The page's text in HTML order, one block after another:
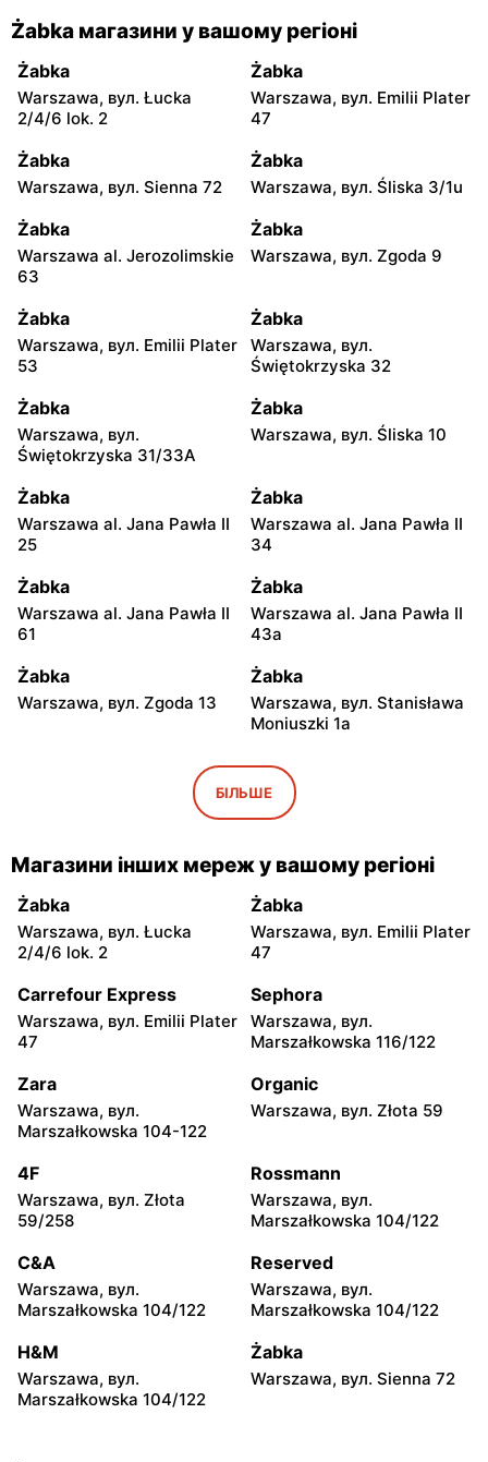
Żabka магазини у вашому регіоні
Żabka
Warszawa, вул. Łucka
2/4/6 lok. 2
Żabka
Warszawa, вул. Emilii Plater
47
Żabka
Warszawa, вул. Sienna 72
Żabka
Warszawa, вул. Śliska 3/1u
Żabka
Warszawa al. Jerozolimskie
63
Żabka
Warszawa, вул. Zgoda 9
Żabka
Warszawa, вул. Emilii Plater
53
Żabka
Warszawa, вул.
Świętokrzyska 32
Żabka
Warszawa, вул.
Świętokrzyska 31/33A
Żabka
Warszawa, вул. Śliska 10
Żabka
Warszawa al. Jana Pawła II
25
Żabka
Warszawa al. Jana Pawła II
34
Żabka
Warszawa al. Jana Pawła II
61
Żabka
Warszawa al. Jana Pawła II
43a
Żabka
Warszawa, вул. Zgoda 13
Żabka
Warszawa, вул. Stanisława
Moniuszki 1a
Świętokrzyska 0 Stacja
Żabka
Warszawa, вул.
Grzybowska 5
Żabka
Łódź, вул. Żurawia 14
Żabka
Warszawa, вул. Żurawia 18
Żabka
35
Żabka
104
Żabka
Grzybowska 2
Żabka
Żabka
Chałubińskiego 8
Żabka
73
Żabka
Grzybowska 4
Żabka
41/43
Żabka Żabka
Żabka
Warszawa, вул. Prosta 2/14
Żabka
БІЛЬШЕ
Магазини інших мереж у вашому регіоні
Żabka
Warszawa, вул. Łucka
2/4/6 lok. 2
Żabka
Warszawa, вул. Emilii Plater
47
Carrefour Express
Warszawa, вул. Emilii Plater
47
Sephora
Warszawa, вул.
Marszałkowska 116/122
Zara
Warszawa, вул.
Marszałkowska 104-122
Organic
Warszawa, вул. Złota 59
4F
Warszawa, вул. Złota
59/258
Rossmann
Warszawa, вул.
Marszałkowska 104/122
C&A
Warszawa, вул.
Marszałkowska 104/122
Reserved
Warszawa, вул.
Marszałkowska 104/122
H&M
Warszawa, вул.
Marszałkowska 104/122
Żabka
Warszawa, вул. Sienna 72